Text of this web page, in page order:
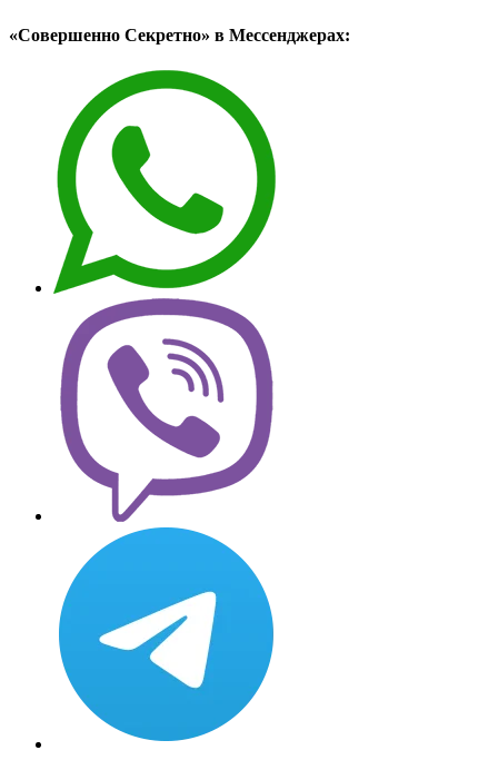
«Совершенно Секретно» в Мессенджерах: